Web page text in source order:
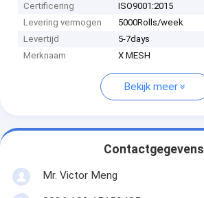
Certificering
ISO9001:2015
Levering vermogen
5000Rolls/week
Levertijd
5-7days
Merknaam
X MESH
Bekijk meer
Contactgegevens
Mr. Victor Meng